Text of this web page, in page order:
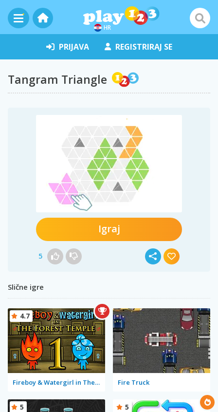
HR
PRIJAVA REGISTRIRAJ SE
Tangram Triangle
Igraj
5
Slične igre
Fireboy & Watergirl in The Forest Temple
4.7
Fire Truck
5 5